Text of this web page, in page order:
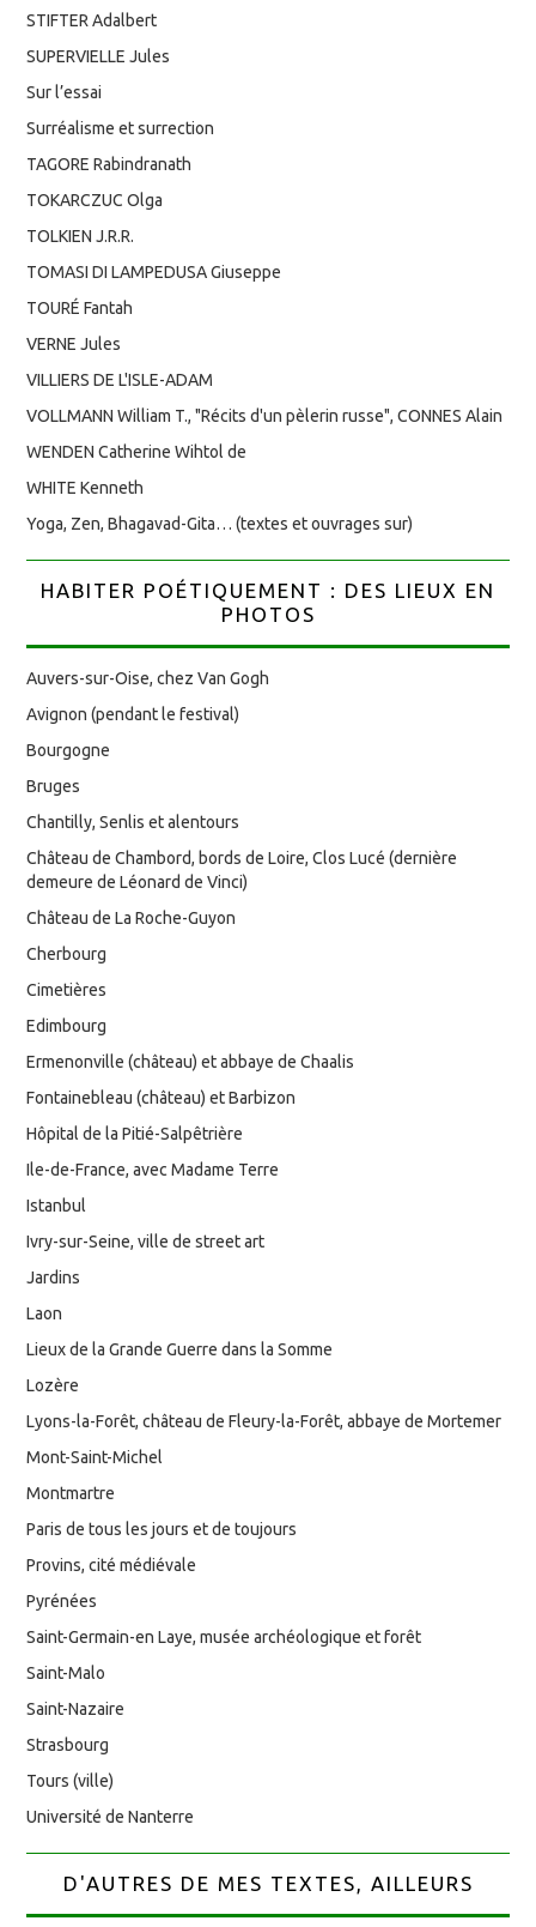
STIFTER Adalbert
SUPERVIELLE Jules
Sur l’essai
Surréalisme et surrection
TAGORE Rabindranath
TOKARCZUC Olga
TOLKIEN J.R.R.
TOMASI DI LAMPEDUSA Giuseppe
TOURÉ Fantah
VERNE Jules
VILLIERS DE L'ISLE-ADAM
VOLLMANN William T., "Récits d'un pèlerin russe", CONNES Alain
WENDEN Catherine Wihtol de
WHITE Kenneth
Yoga, Zen, Bhagavad-Gita… (textes et ouvrages sur)
HABITER POÉTIQUEMENT : DES LIEUX EN
PHOTOS
Auvers-sur-Oise, chez Van Gogh
Avignon (pendant le festival)
Bourgogne
Bruges
Chantilly, Senlis et alentours
Château de Chambord, bords de Loire, Clos Lucé (dernière
demeure de Léonard de Vinci)
Château de La Roche-Guyon
Cherbourg
Cimetières
Edimbourg
Ermenonville (château) et abbaye de Chaalis
Fontainebleau (château) et Barbizon
Hôpital de la Pitié-Salpêtrière
Ile-de-France, avec Madame Terre
Istanbul
Ivry-sur-Seine, ville de street art
Jardins
Laon
Lieux de la Grande Guerre dans la Somme
Lozère
Lyons-la-Forêt, château de Fleury-la-Forêt, abbaye de Mortemer
Mont-Saint-Michel
Montmartre
Paris de tous les jours et de toujours
Provins, cité médiévale
Pyrénées
Saint-Germain-en Laye, musée archéologique et forêt
Saint-Malo
Saint-Nazaire
Strasbourg
Tours (ville)
Université de Nanterre
D'AUTRES DE MES TEXTES, AILLEURS